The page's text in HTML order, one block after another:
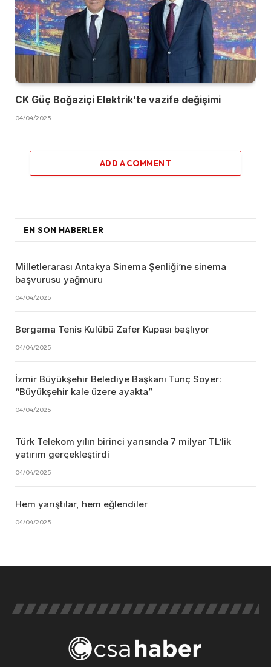
CK Güç Boğaziçi Elektrik’te vazife değişimi
04/04/2025
ADD A COMMENT
EN SON HABERLER
Milletlerarası Antakya Sinema Şenliği’ne sinema
başvurusu yağmuru
04/04/2025
Bergama Tenis Kulübü Zafer Kupası başlıyor
04/04/2025
İzmir Büyükşehir Belediye Başkanı Tunç Soyer:
“Büyükşehir kale üzere ayakta”
04/04/2025
Türk Telekom yılın birinci yarısında 7 milyar TL’lik
yatırım gerçekleştirdi
04/04/2025
Hem yarıştılar, hem eğlendiler
04/04/2025